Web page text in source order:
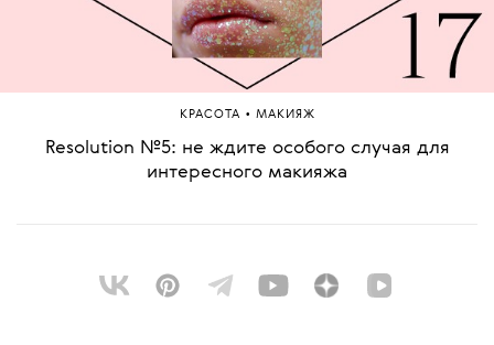
КРАСОТА • МАКИЯЖ
Resolution №5: не ждите особого случая для
интересного макияжа